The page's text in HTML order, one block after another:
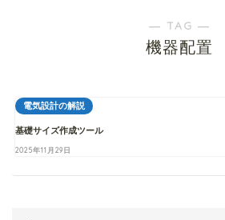
― TAG ―
機器配置
電気設計の解説
基礎サイズ作成ツール
2025年11月29日